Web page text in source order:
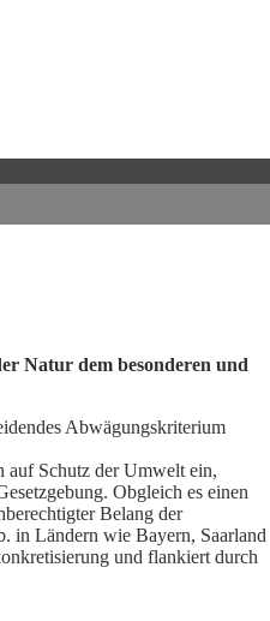
Natur dem besonderen und
Abwägungskriterium
auf Schutz derUmwelt ein,
Obgleich es einen
Belang der
in Ländern wie Bayern, Saarland
und flankiert durch